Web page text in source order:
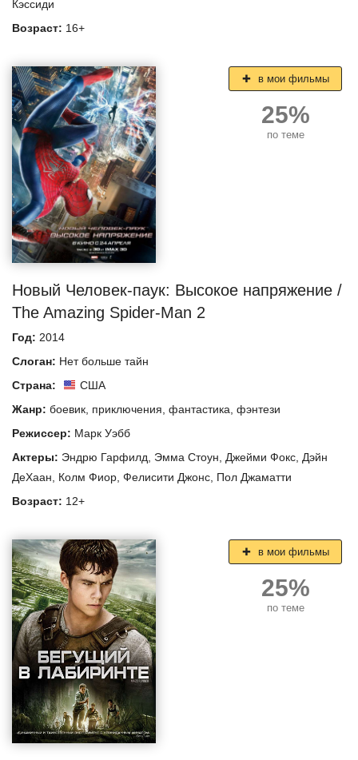
Кэссиди
Возраст: 16+
Новый Человек-паук: Высокое напряжение /
The Amazing Spider-Man 2
Год: 2014
Слоган: Нет больше тайн
Страна:
США
Жанр: боевик приключения фантастика фэнтези
Режиссер: Марк Уэбб
Актеры: Эндрю Гарфилд Эмма Стоун Джейми Фокс Дэйн
ДеХаан
Колм Фиор Фелисити Джонс Пол Джаматти
Возраст: 12+
в мои фильмы
25%
по теме
в мои фильмы
25%
по теме